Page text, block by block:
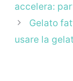
accelera:
Gelato
usare la